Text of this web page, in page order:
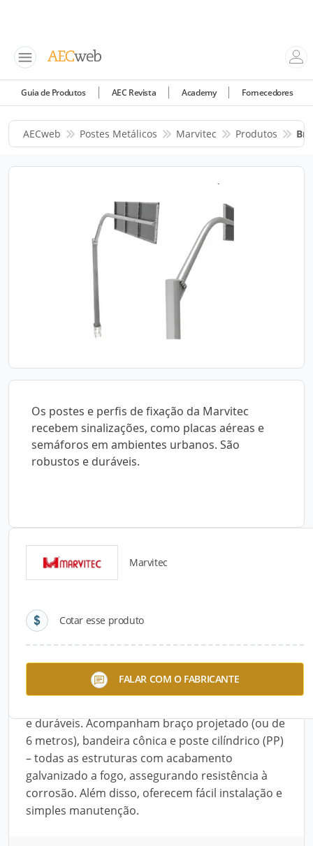
Guia de Produtos AEC Revista Academy Fornecedores
AECweb Postes Metálicos Marvitec Produtos
Os postes e perfis de fixação da Marvitec
recebem sinalizações, como placas aéreas e
semáforos em ambientes urbanos. São
robustos e duráveis.
Marvitec
Cotar esse produto
FALAR COM O FABRICANTE
Detalhes do produto
Descrição do Produto
Os postes e perfis de fixação da Marvitec
recebem sinalizações, como placas aéreas e
e duráveis. Acompanham braço projetado (ou de
6 metros), bandeira cônica e poste cilíndrico (PP)
– todas as estruturas com acabamento
galvanizado a fogo, assegurando resistência à
corrosão. Além disso, oferecem fácil instalação e
simples manutenção.